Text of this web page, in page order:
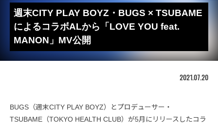
週末CITY PLAY BOYZ・BUGS × TSUBAME
によるコラボALから「LOVE YOU feat.
MANON」MV公開
2021.07.20
BUGS（週末CITY PLAY BOYZ）とプロデューサー・
TSUBAME（TOKYO HEALTH CLUB）が5月にリリースしたコラ